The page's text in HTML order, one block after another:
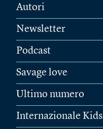
Autori
Newsletter
Podcast
Savage love
Ultimo numero
Internazionale Kids